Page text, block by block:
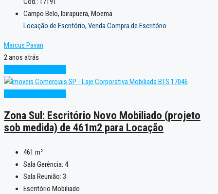
Campo Belo, Ibirapuera, Moema
Locação de Escritório, Venda Compra de Escritório
Marcus Pavan
2 anos atrás
Zona Sul: Escritório Novo Mobiliado (projeto
sob medida) de 461m2 para Locação
461 m²
Sala Gerência: 4
Sala Reunião: 3
Escritório Mobiliado